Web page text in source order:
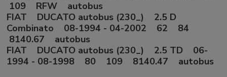
109 RFW autobus
FIAT DUCATO autobus (230_) 2.5 D
Combinato 08-1994 - 04-2002 62 84
8140.67 autobus
FIAT DUCATO autobus (230_) 2.5 TD 06-
1994 - 08-1998 80 109 8140.47 autobus